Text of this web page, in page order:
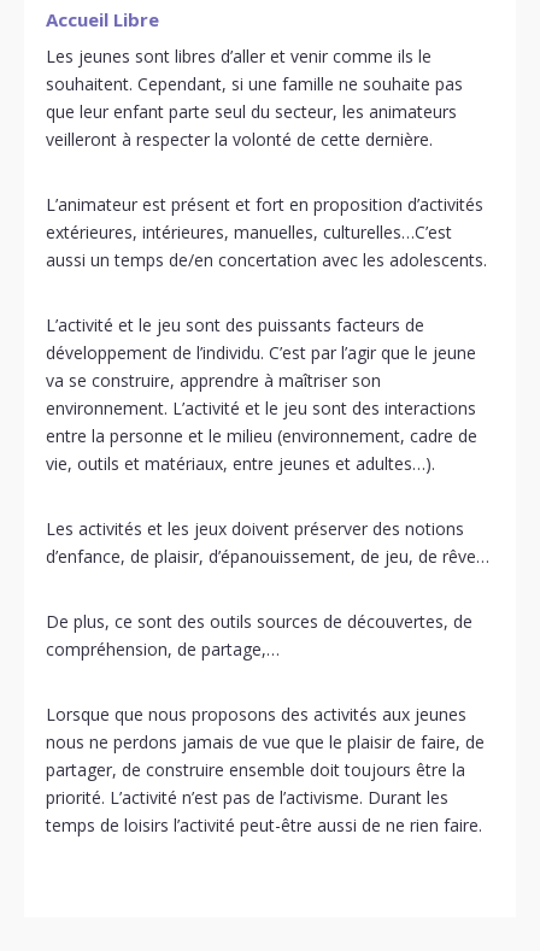
Accueil Libre
Les jeunes sont libres d’aller et venir comme ils le
souhaitent. Cependant, si une famille ne souhaite pas
que leur enfant parte seul du secteur, les animateurs
veilleront à respecter la volonté de cette dernière.
L’animateur est présent et fort en proposition d’activités
extérieures, intérieures, manuelles, culturelles…C’est
aussi un temps de/en concertation avec les adolescents.
L’activité et le jeu sont des puissants facteurs de
développement de l’individu. C’est par l’agir que le jeune
va se construire, apprendre à maîtriser son
environnement. L’activité et le jeu sont des interactions
entre la personne et le milieu (environnement, cadre de
vie, outils et matériaux, entre jeunes et adultes…).
Les activités et les jeux doivent préserver des notions
d’enfance, de plaisir, d’épanouissement, de jeu, de rêve…
De plus, ce sont des outils sources de découvertes, de
compréhension, de partage,…
Lorsque que nous proposons des activités aux jeunes
nous ne perdons jamais de vue que le plaisir de faire, de
partager, de construire ensemble doit toujours être la
priorité. L’activité n’est pas de l’activisme. Durant les
temps de loisirs l’activité peut-être aussi de ne rien faire.